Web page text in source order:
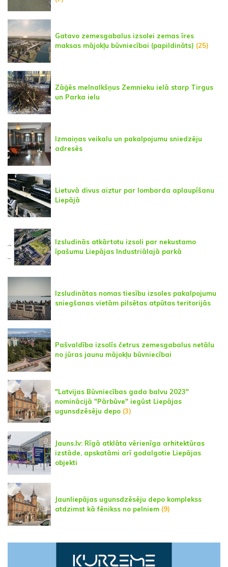
Gatavo zemesgabalus izsolei zemas īres
maksas mājokļu būvniecībai (papildināts) (25)
Zāģēs melnalkšņus Zemnieku ielā starp Tirgus
un Parka ielu
Izmaiņas veikalu un pakalpojumu sniedzēju
adresēs
Lietuvā divus aiztur par lombarda aplaupīšanu
Liepājā
Izsludinās atkārtotu izsoli par nekustamo
īpašumu Liepājas Industriālajā parkā
Izsludinātas nomas tiesību izsoles pakalpojumu
sniegšanas vietām pilsētas atpūtas teritorijās
Pašvaldība izsolīs četrus zemesgabalus netālu
no jūras jaunu mājokļu būvniecībai
"Latvijas Būvniecības gada balvu 2023"
nominācijā "Pārbūve" iegūst Liepājas
ugunsdzēsēju depo (3)
Jauns.lv: Rīgā atklāta vērienīga arhitektūras
izstāde, apskatāmi arī godalgotie Liepājas
objekti
Jaunliepājas ugunsdzēsēju depo komplekss
atdzimst kā fēnikss no pelniem (9)